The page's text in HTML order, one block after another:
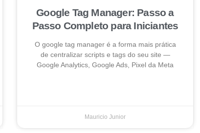
Google Tag Manager: Passo a
Passo Completo para Iniciantes
O google tag manager é a forma mais prática
de centralizar scripts e tags do seu site —
Google Analytics, Google Ads, Pixel da Meta
Mauricio Junior